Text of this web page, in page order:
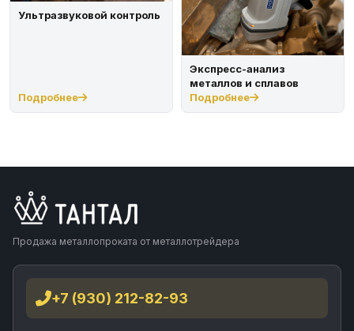
Ультразвуковой контроль
Подробнее
Экспресс-анализ
металлов и сплавов
Подробнее
Продажа металлопроката от металлотрейдера
+7 (930) 212-82-93